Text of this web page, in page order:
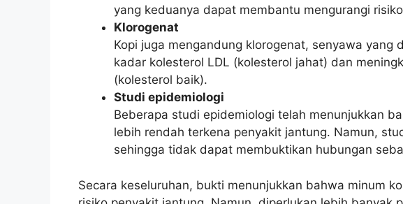
yang keduanya dapat membantu mengurangi
Klorogenat
Kopi juga mengandung klorogenat, senyawa yang
kadar kolesterol LDL (kolesterol jahat) dan
(kolesterol baik).
Studi epidemiologi
Beberapa studi epidemiologi telah menunjukkan
lebih rendah terkena penyakit jantung. Namun,
sehingga tidak dapat membuktikan hubungan
Secara keseluruhan, bukti menunjukkan bahwa minum